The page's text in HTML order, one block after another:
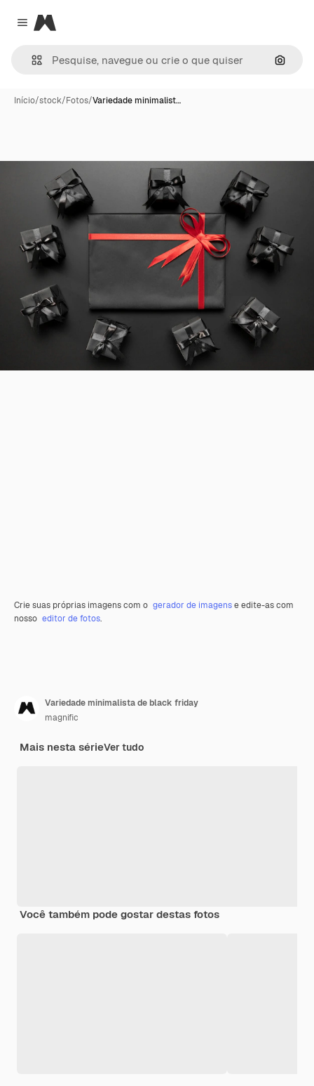
Close menu
Magnific
Início/stock/Fotos/Variedade minimalist…
Crie suas próprias imagens com o gerador de imagense edite-as com
nosso editor de fotos.
Variedade minimalista de black friday
magnific
Mais nesta sérieVer tudo
Você também pode gostar destas fotos